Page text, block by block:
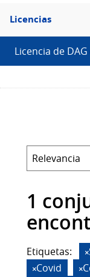
Filtro
Licencias
Licencias
Licencia de
1
Etiquetas:
Covid